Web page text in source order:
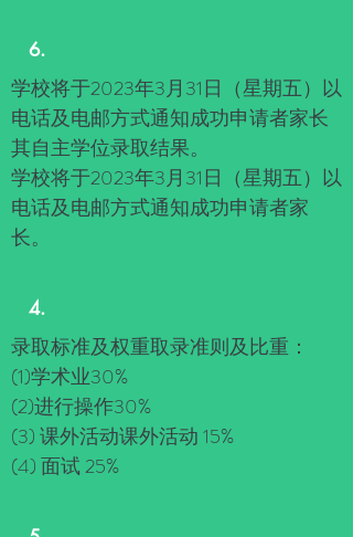
6.
学校将于2023年3月31日（星期五）以
电话及电邮方式通知成功申请者家长
其自主学位录取结果。
学校将于2023年3月31日（星期五）以
电话及电邮方式通知成功申请者家
长。
4.
录取标准及权重取录准则及比重：
(1)学术业30%
(2)进行操作30%
(3) 课外活动课外活动 15%
(4) 面试 25%